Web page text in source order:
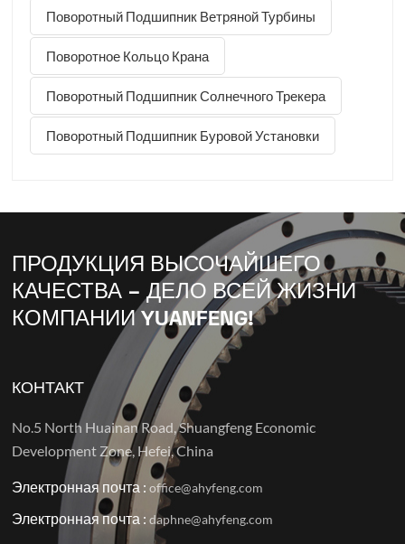
поворотного кольца — от заготовки из стали до
отправки по всему миру. Выбор материалов: основа
прочности Каждый проект начинается с выбора
подходящей стали. Мы подбираем материалы, исходя
из конкретных условий эксплуатации оборудования,
например, ветротурбин или тяжелых кранов. 50 млн.
Высокопроизводительный вариант для большинства
Поворотный Подшипник Ветряной Турбины
Поворотное Кольцо Крана
Поворотный Подшипник Солнечного Трекера
Поворотный Подшипник Буровой Установки
ПРОДУКЦИЯ ВЫСОЧАЙШЕГО
КАЧЕСТВА – ДЕЛО ВСЕЙ ЖИЗНИ
КОМПАНИИ YUANFENG!
КОНТАКТ
No.5 North Huainan Road, Shuangfeng Economic
Development Zone, Hefei, China
Электронная почта : office@ahyfeng.com
Электронная почта : daphne@ahyfeng.com